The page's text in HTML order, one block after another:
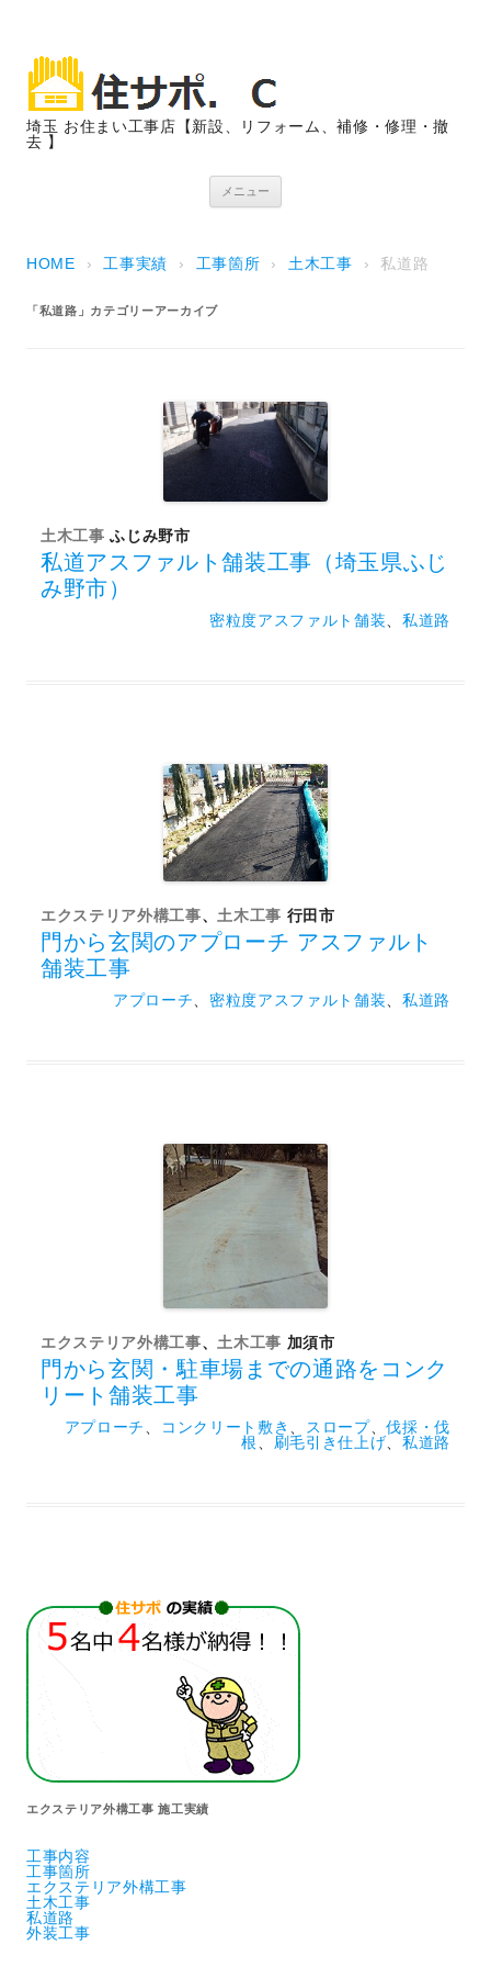
埼玉 お住まい工事店【新設、リフォーム、補修・修理・撤
去 】
メニュー
HOME › 工事実績 › 工事箇所 › 土木工事 › 私道路
「私道路 」カテゴリーアーカイブ
土木工事 ふじみ野市
私道アスファルト舗装工事（埼玉県ふじ
み野市）
密粒度アスファルト舗装 私道路
エクステリア外構工事、 土木工事 行田市
門から玄関のアプローチ アスファルト
舗装工事
アプローチ 密粒度アスファルト舗装 私道路
エクステリア外構工事、 土木工事 加須市
門から玄関・駐車場までの通路をコンク
リート舗装工事
アプローチ コンクリート敷き スロープ、伐採・伐
根
刷毛引き仕上げ 私道路
エクステリア外構工事 施工実績
工事内容
工事箇所
エクステリア外構工事
土木工事
私道路
外装工事